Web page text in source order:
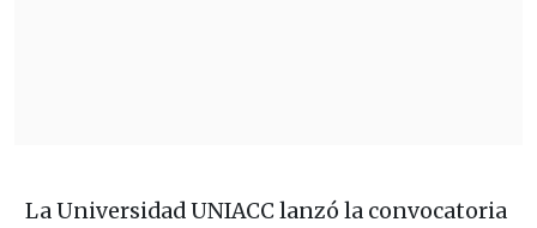
La Universidad UNIACC lanzó la convocatoria